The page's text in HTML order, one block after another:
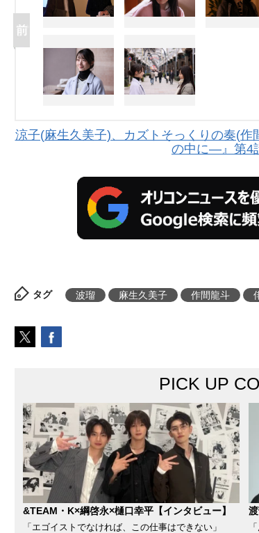
涼子(麻生久美子)、カズトそっくりの奏(
の中に―』第4
タグ 波瑠 麻生久美子 作間龍斗
PICK UP
&TEAM・K×綱啓永×樋口幸平【インタビュー】
「エゴイストでなければ、この仕事はできない」